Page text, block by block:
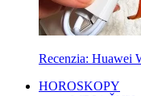
Recenzia: Huawei
HOROSKOPY